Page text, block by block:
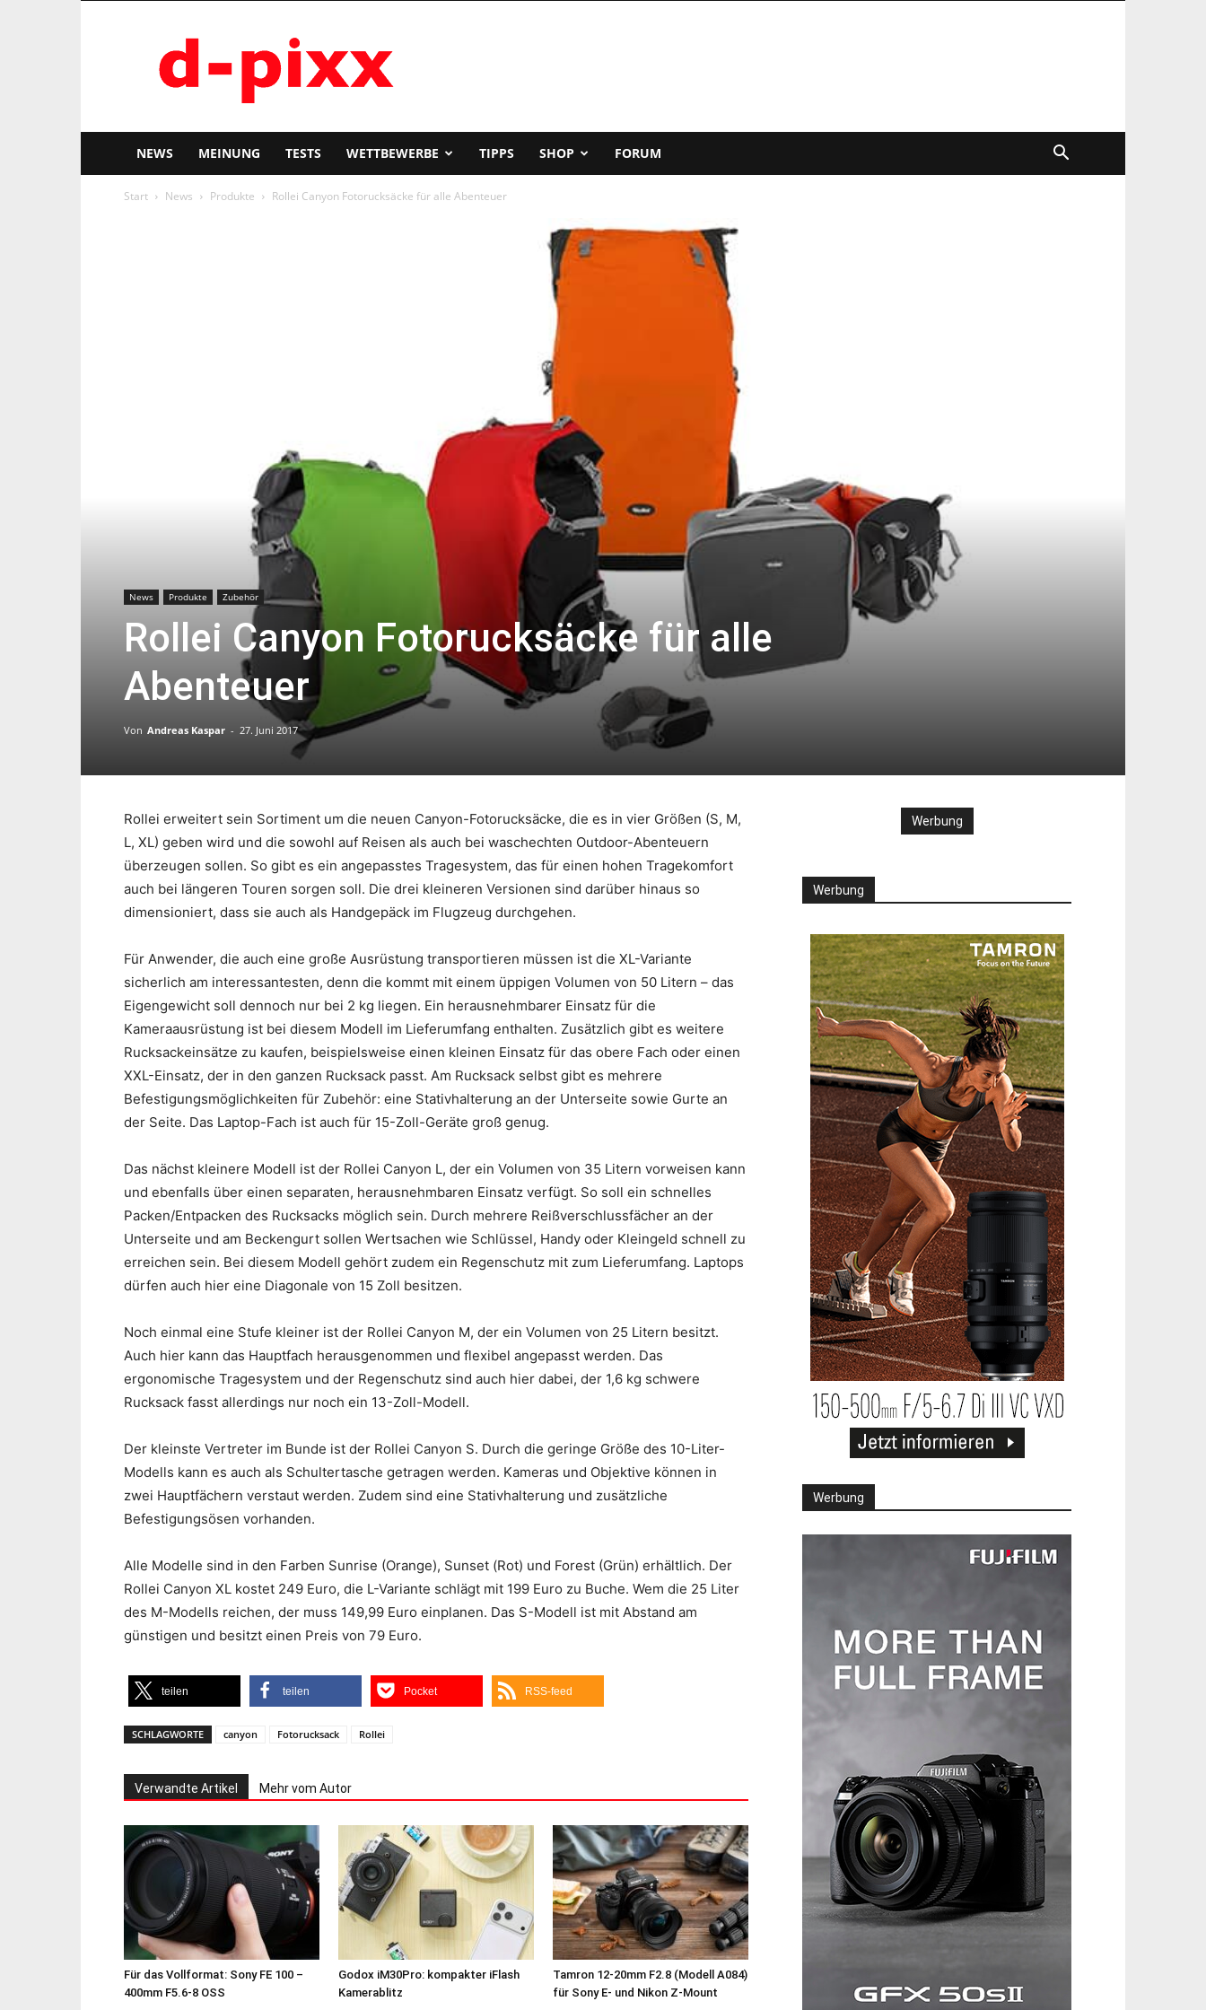
pixx
NEWS MEINUNG TESTS WETTBEWERBE TIPPS SHOP FORUM
Start News Produkte Rollei Canyon Fotorucksäcke für alle Abenteuer
News Produkte Zubehör
Rollei Canyon Fotorucksäcke für alle
Abenteuer
Von Andreas Kaspar - 27. Juni 2017
Rollei erweitert sein Sortiment um die neuen Canyon-Fotorucksäcke, die es in vier Größen (S, M,
L, XL) geben wird und die sowohl auf Reisen als auch bei waschechten Outdoor-Abenteuern
überzeugen sollen. So gibt es ein angepasstes Tragesystem, das für einen hohen Tragekomfort
auch bei längeren Touren sorgen soll. Die drei kleineren Versionen sind darüber hinaus so
dimensioniert, dass sie auch als Handgepäck im Flugzeug durchgehen.
Für Anwender, die auch eine große Ausrüstung transportieren müssen ist die XL-Variante
sicherlich am interessantesten, denn die kommt mit einem üppigen Volumen von 50 Litern – das
Eigengewicht soll dennoch nur bei 2 kg liegen. Ein herausnehmbarer Einsatz für die
Kameraausrüstung ist bei diesem Modell im Lieferumfang enthalten. Zusätzlich gibt es weitere
Rucksackeinsätze zu kaufen, beispielsweise einen kleinen Einsatz für das obere Fach oder einen
XXL-Einsatz, der in den ganzen Rucksack passt. Am Rucksack selbst gibt es mehrere
Befestigungsmöglichkeiten für Zubehör: eine Stativhalterung an der Unterseite sowie Gurte an
der Seite. Das Laptop-Fach ist auch für 15-Zoll-Geräte groß genug.
Das nächst kleinere Modell ist der Rollei Canyon L, der ein Volumen von 35 Litern vorweisen kann
und ebenfalls über einen separaten, herausnehmbaren Einsatz verfügt. So soll ein schnelles
Packen/Entpacken des Rucksacks möglich sein. Durch mehrere Reißverschlussfächer an der
Unterseite und am Beckengurt sollen Wertsachen wie Schlüssel, Handy oder Kleingeld schnell zu
erreichen sein. Bei diesem Modell gehört zudem ein Regenschutz mit zum Lieferumfang. Laptops
dürfen auch hier eine Diagonale von 15 Zoll besitzen.
Noch einmal eine Stufe kleiner ist der Rollei Canyon M, der ein Volumen von 25 Litern besitzt.
Auch hier kann das Hauptfach herausgenommen und flexibel angepasst werden. Das
ergonomische Tragesystem und der Regenschutz sind auch hier dabei, der 1,6 kg schwere
Rucksack fasst allerdings nur noch ein 13-Zoll-Modell.
Der kleinste Vertreter im Bunde ist der Rollei Canyon S. Durch die geringe Größe des 10-Liter-
Modells kann es auch als Schultertasche getragen werden. Kameras und Objektive können in
zwei Hauptfächern verstaut werden. Zudem sind eine Stativhalterung und zusätzliche
Befestigungsösen vorhanden.
Alle Modelle sind in den Farben Sunrise (Orange), Sunset (Rot) und Forest (Grün) erhältlich. Der
Rollei Canyon XL kostet 249 Euro, die L-Variante schlägt mit 199 Euro zu Buche. Wem die 25 Liter
des M-Modells reichen, der muss 149,99 Euro einplanen. Das S-Modell ist mit Abstand am
günstigen und besitzt einen Preis von 79 Euro.
teilen teilen Pocket RSS-feed
SCHLAGWORTE canyon Fotorucksack Rollei
Verwandte Artikel Mehr vom Autor
Für das Vollformat: Sony FE 100 –
400mm F5.6-8 OSS
Godox iM30Pro: kompakter iFlash
Kamerablitz
Tamron 12-20mm F2.8 (Modell A084)
für Sony E- und Nikon Z-Mount
Werbung
Werbung
Werbung